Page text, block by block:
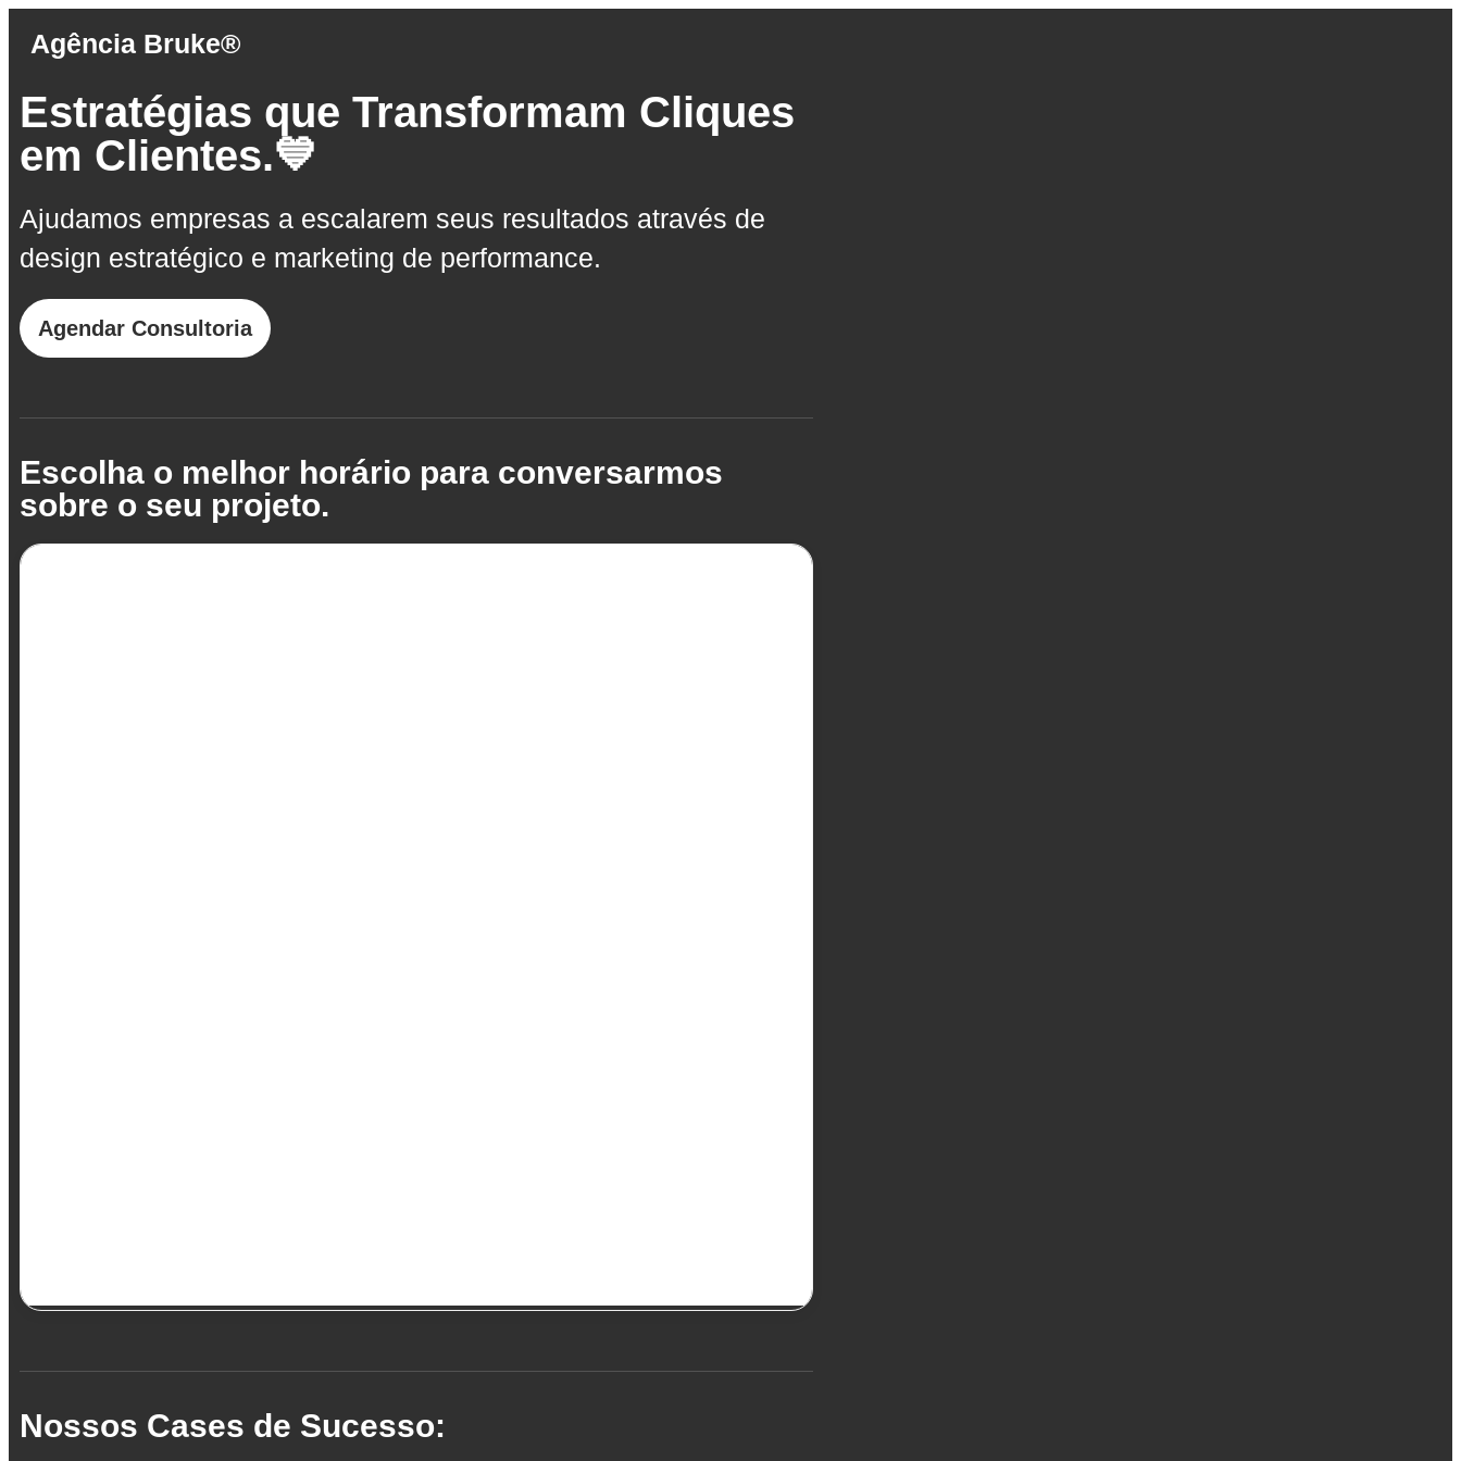
Agência Bruke®
Estratégias que Transformam Cliques
em Clientes.💙
Ajudamos empresas a escalarem seus resultados através de
design estratégico e marketing de performance.
Agendar Consultoria
Escolha o melhor horário para conversarmos
sobre o seu projeto.
Nossos Cases de Sucesso: